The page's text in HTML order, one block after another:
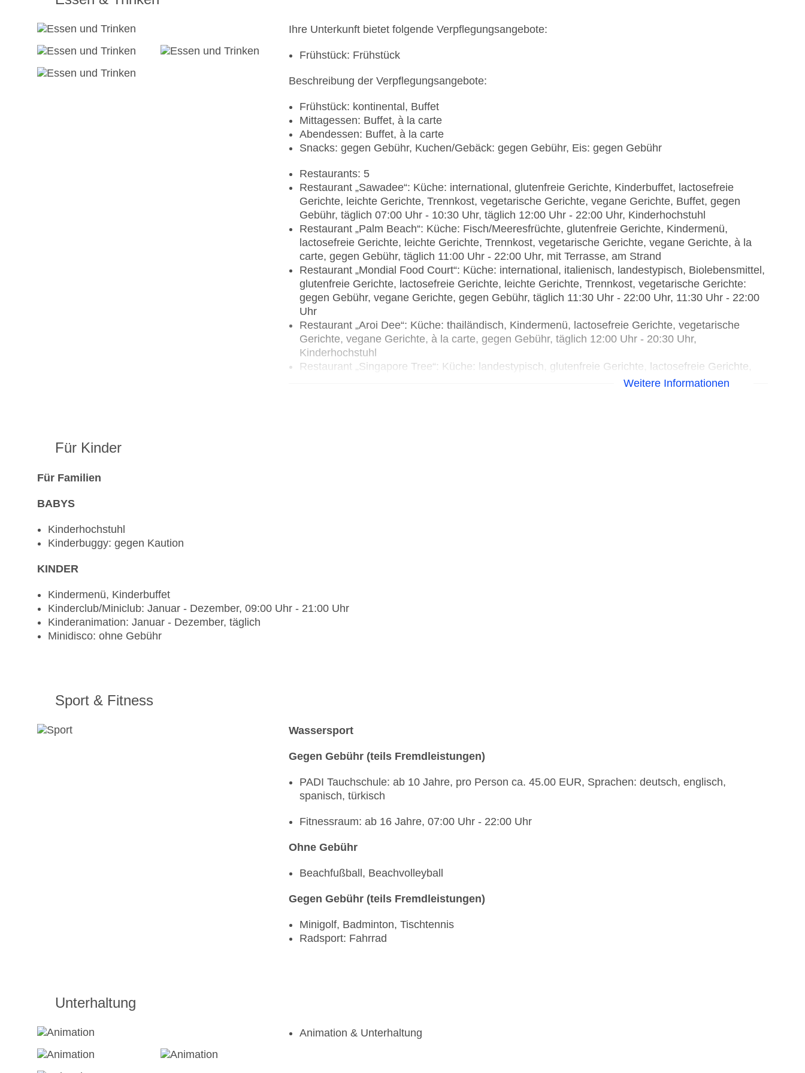
Ihre Unterkunft bietet folgende Verpflegungsangebote:
Frühstück: Frühstück
Beschreibung der Verpflegungsangebote:
Frühstück: kontinental, Buffet
Mittagessen: Buffet, à la carte
Abendessen: Buffet, à la carte
Snacks: gegen Gebühr, Kuchen/Gebäck: gegen Gebühr, Eis: gegen Gebühr
Restaurants: 5
Restaurant „Sawadee“: Küche: international, glutenfreie Gerichte, Kinderbuffet, lactosefreie
Gerichte, leichte Gerichte, Trennkost, vegetarische Gerichte, vegane Gerichte, Buffet, gegen
Gebühr, täglich 07:00 Uhr - 10:30 Uhr, täglich 12:00 Uhr - 22:00 Uhr, Kinderhochstuhl
Restaurant „Palm Beach“: Küche: Fisch/Meeresfrüchte, glutenfreie Gerichte, Kindermenü,
lactosefreie Gerichte, leichte Gerichte, Trennkost, vegetarische Gerichte, vegane Gerichte, à la
carte, gegen Gebühr, täglich 11:00 Uhr - 22:00 Uhr, mit Terrasse, am Strand
Restaurant „Mondial Food Court“: Küche: international, italienisch, landestypisch, Biolebensmittel,
glutenfreie Gerichte, lactosefreie Gerichte, leichte Gerichte, Trennkost, vegetarische Gerichte:
gegen Gebühr, vegane Gerichte, gegen Gebühr, täglich 11:30 Uhr - 22:00 Uhr, 11:30 Uhr - 22:00
Uhr
Restaurant „Aroi Dee“: Küche: thailändisch, Kindermenü, lactosefreie Gerichte, vegetarische
Gerichte, vegane Gerichte, à la carte, gegen Gebühr, täglich 12:00 Uhr - 20:30 Uhr,
Kinderhochstuhl
Restaurant „Singapore Tree“: Küche: landestypisch, glutenfreie Gerichte, lactosefreie Gerichte,
leichte Gerichte, vegetarische Gerichte, vegane Gerichte, à la carte, täglich 10:00 Uhr - 17:00 Uhr
Weitere Informationen
Für Kinder
Für Familien
BABYS
Kinderhochstuhl
Kinderbuggy: gegen Kaution
KINDER
Kindermenü, Kinderbuffet
Kinderclub/Miniclub: Januar - Dezember, 09:00 Uhr - 21:00 Uhr
Kinderanimation: Januar - Dezember, täglich
Minidisco: ohne Gebühr
Sport & Fitness
Wassersport
Gegen Gebühr (teils Fremdleistungen)
PADI Tauchschule: ab 10 Jahre, pro Person ca. 45.00 EUR, Sprachen: deutsch, englisch,
spanisch, türkisch
Fitnessraum: ab 16 Jahre, 07:00 Uhr - 22:00 Uhr
Ohne Gebühr
Beachfußball, Beachvolleyball
Gegen Gebühr (teils Fremdleistungen)
Minigolf, Badminton, Tischtennis
Radsport: Fahrrad
Unterhaltung
Animation & Unterhaltung